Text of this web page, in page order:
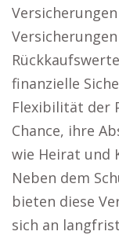
finanzielle
Flexibilität der
Chance, ihre
wie Heirat und
Neben dem
bieten diese
sich an